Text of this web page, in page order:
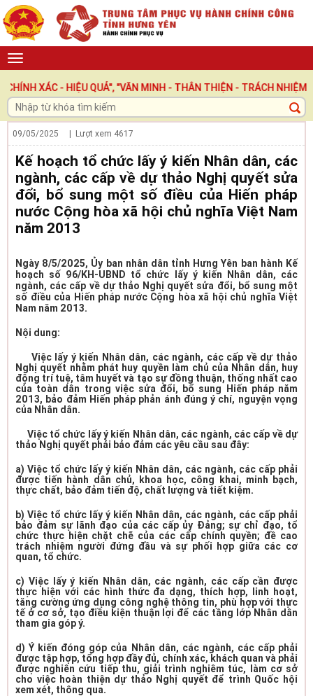
HIỆU QUẢ", "VĂN MINH - THÂN THIỆN - TRÁCH NHIỆM ", LẤY
09/05/2025 | Lượt xem 4617
Kế hoạch tổ chức lấy ý kiến Nhân dân, các
ngành, các cấp về dự thảo Nghị quyết sửa
đổi, bổ sung một số điều của Hiến pháp
nước Cộng hòa xã hội chủ nghĩa Việt Nam
năm 2013
Ngày 8/5/2025, Ủy ban nhân dân tỉnh Hưng Yên ban hành Kế
hoạch số 96/KH-UBND tổ chức lấy ý kiến Nhân dân, các
ngành, các cấp về dự thảo Nghị quyết sửa đổi, bổ sung một
số điều của Hiến pháp nước Cộng hòa xã hội chủ nghĩa Việt
Nam năm 2013.
Nội dung:
Việc lấy ý kiến Nhân dân, các ngành, các cấp về dự thảo
Nghị quyết nhằm phát huy quyền làm chủ của Nhân dân, huy
động trí tuệ, tâm huyết và tạo sự đồng thuận, thống nhất cao
của toàn dân trong việc sửa đổi, bổ sung Hiến pháp năm
2013, bảo đảm Hiến pháp phản ánh đúng ý chí, nguyện vọng
của Nhân dân.
Việc tổ chức lấy ý kiến Nhân dân, các ngành, các cấp về dự
thảo Nghị quyết phải bảo đảm các yêu cầu sau đây:
a) Việc tổ chức lấy ý kiến Nhân dân, các ngành, các cấp phải
được tiến hành dân chủ, khoa học, công khai, minh bạch,
thực chất, bảo đảm tiến độ, chất lượng và tiết kiệm.
b) Việc tổ chức lấy ý kiến Nhân dân, các ngành, các cấp phải
bảo đảm sự lãnh đạo của các cấp ủy Đảng; sự chỉ đạo, tổ
chức thực hiện chặt chẽ của các cấp chính quyền; đề cao
trách nhiệm người đứng đầu và sự phối hợp giữa các cơ
quan, tổ chức.
c) Việc lấy ý kiến Nhân dân, các ngành, các cấp cần được
thực hiện với các hình thức đa dạng, thích hợp, linh hoạt,
tăng cường ứng dụng công nghệ thông tin, phù hợp với thực
tế ở cơ sở, tạo điều kiện thuận lợi để các tầng lớp Nhân dân
tham gia góp ý.
d) Ý kiến đóng góp của Nhân dân, các ngành, các cấp phải
được tập hợp, tổng hợp đầy đủ, chính xác, khách quan và phải
được nghiên cứu tiếp thu, giải trình nghiêm túc, làm cơ sở
cho việc hoàn thiện dự thảo Nghị quyết để trình Quốc hội
xem xét, thông qua.